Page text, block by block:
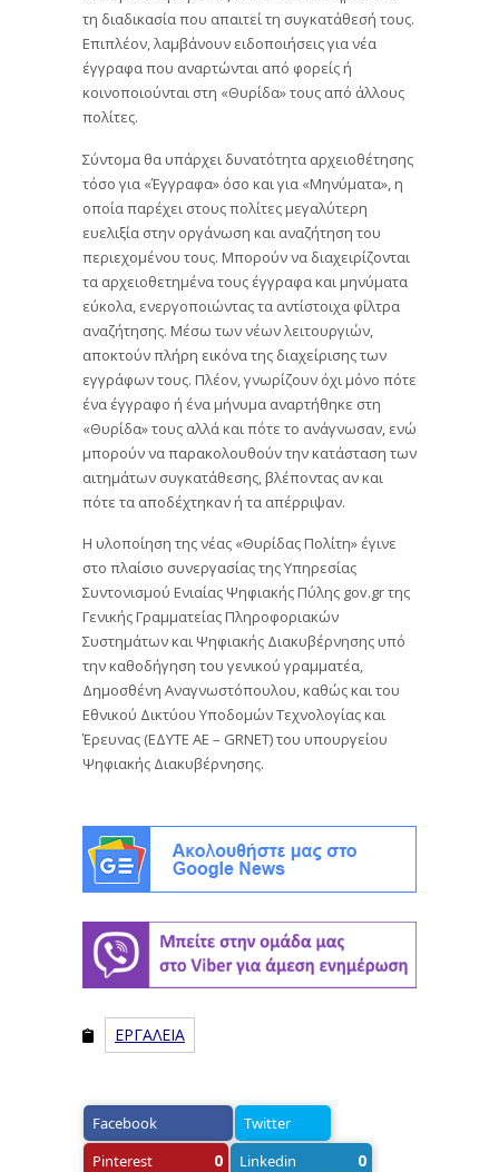
τη διαδικασία που απαιτεί τη συγκατάθεσή τους.
Επιπλέον, λαμβάνουν ειδοποιήσεις για νέα
έγγραφα που αναρτώνται από φορείς ή
κοινοποιούνται στη «Θυρίδα» τους από άλλους
πολίτες.
Σύντομα θα υπάρχει δυνατότητα αρχειοθέτησης
τόσο για «Έγγραφα» όσο και για «Μηνύματα», η
οποία παρέχει στους πολίτες μεγαλύτερη
ευελιξία στην οργάνωση και αναζήτηση του
περιεχομένου τους. Μπορούν να διαχειρίζονται
τα αρχειοθετημένα τους έγγραφα και μηνύματα
εύκολα, ενεργοποιώντας τα αντίστοιχα φίλτρα
αναζήτησης. Μέσω των νέων λειτουργιών,
αποκτούν πλήρη εικόνα της διαχείρισης των
εγγράφων τους. Πλέον, γνωρίζουν όχι μόνο πότε
ένα έγγραφο ή ένα μήνυμα αναρτήθηκε στη
«Θυρίδα» τους αλλά και πότε το ανάγνωσαν, ενώ
μπορούν να παρακολουθούν την κατάσταση των
αιτημάτων συγκατάθεσης, βλέποντας αν και
πότε τα αποδέχτηκαν ή τα απέρριψαν.
H υλοποίηση της νέας «Θυρίδας Πολίτη» έγινε
στο πλαίσιο συνεργασίας της Υπηρεσίας
Συντονισμού Ενιαίας Ψηφιακής Πύλης gov.gr της
Γενικής Γραμματείας Πληροφοριακών
Συστημάτων και Ψηφιακής Διακυβέρνησης υπό
την καθοδήγηση του γενικού γραμματέα,
Δημοσθένη Αναγνωστόπουλου, καθώς και του
Εθνικού Δικτύου Υποδομών Τεχνολογίας και
Έρευνας (ΕΔΥΤΕ ΑΕ – GRNET) του υπουργείου
Ψηφιακής Διακυβέρνησης.
ΕΡΓΑΛΕΙΑ
Facebook
Twitter
Pinterest
0 Linkedin 0